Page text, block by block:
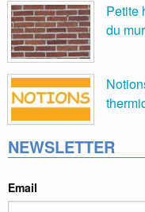
Petite
du mur
NEWSLETTER
Email